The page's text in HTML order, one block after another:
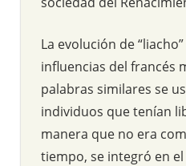
La evolución de
influencias del francés
palabras similares se
individuos que tenían
manera que no era
tiempo, se integró en